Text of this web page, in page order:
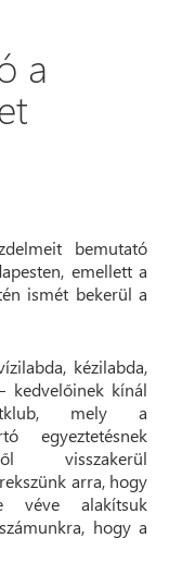
a
bemutató
emellett a
ismét bekerül a
kézilabda,
kedvelőinek kínál
mely a
egyeztetésnek
visszakerül
arra, hogy
véve alakítsuk
hogy a